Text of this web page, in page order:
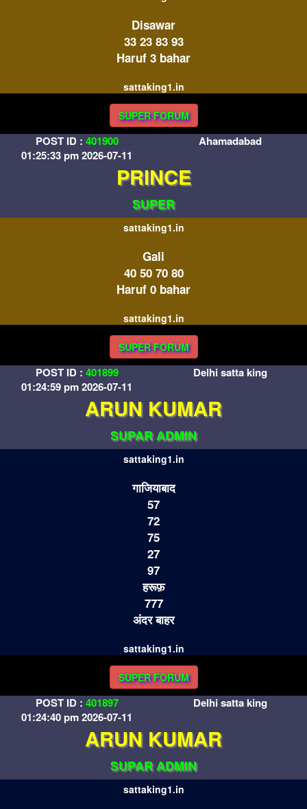
Disawar
33 23 83 93
Haruf 3 bahar
sattaking1.in
SUPER FORUM
POST ID : 401900
01:25:33 pm 2026-07-11
Ahamadabad
PRINCE
SUPER
sattaking1.in
Gali
40 50 70 80
Haruf 0 bahar
sattaking1.in
SUPER FORUM
POST ID : 401899
01:24:59 pm 2026-07-11
Delhi satta king
ARUN KUMAR
SUPAR ADMIN
sattaking1.in
गाजियाबाद
57
72
75
27
97
हरूफ़
777
अंदर बाहर
sattaking1.in
SUPER FORUM
POST ID : 401897
01:24:40 pm 2026-07-11
Delhi satta king
ARUN KUMAR
SUPAR ADMIN
sattaking1.in